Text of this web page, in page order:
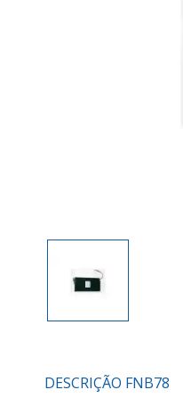
DESCRIÇÃO FNB78